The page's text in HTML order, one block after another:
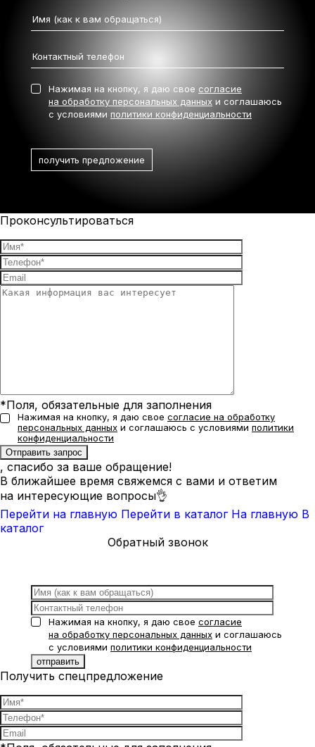
Нажимая на кнопку, я даю свое согласие
на обработку персональных данных и соглашаюсь
с условиями политики конфиденциальности
Проконсультироваться
*Поля, обязательные для заполнения
Нажимая на кнопку, я даю свое согласие на обработку
персональных данных и соглашаюсь с условиями политики
конфиденциальности
, спасибо за ваше обращение!
В ближайшее время свяжемся с вами и ответим
на интересующие вопросы👌
Перейти на главную Перейти в каталог На главную В
каталог
Обратный звонок
Нажимая на кнопку, я даю свое согласие
на обработку персональных данных и соглашаюсь
с условиями политики конфиденциальности
Получить спецпредложение